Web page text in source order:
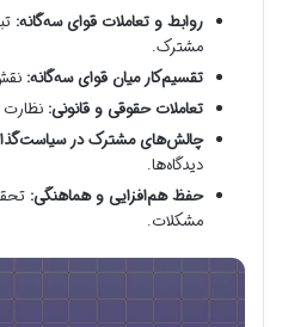
روابط و تعاملات قوای سه‌گانه:
مشترک.
تقسیم‌کار میان قوای سه‌گانه:
تعاملات حقوقی و قانونی: نظارت
چالش‌های مشترک در
دیدگاه‌ها.
حفظ هم‌افزایی و هماهنگی:
مشکلات.